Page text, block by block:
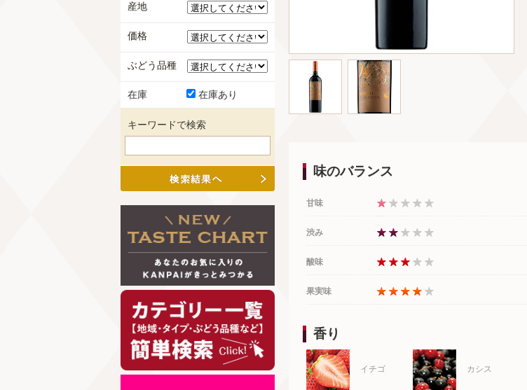
味のバランス
甘味
渋み
酸味
果実味
香り
イチゴ カシス
産地
価格
ぶどう品種
在庫 在庫あり
キーワードで検索